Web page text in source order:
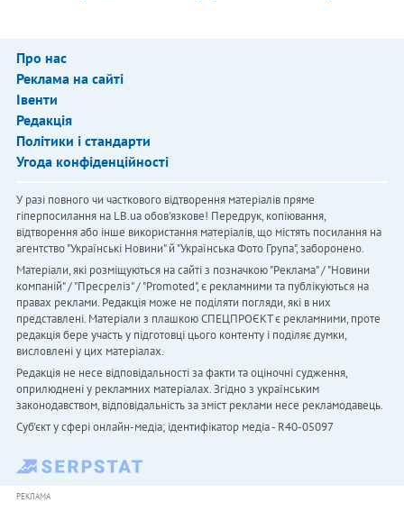
Про нас
Реклама на сайті
Івенти
Редакція
Політики і стандарти
Угода конфіденційності
У разі повного чи часткового відтворення матеріалів пряме
гіперпосилання на LB.ua обов'язкове! Передрук, копіювання,
відтворення або інше використання матеріалів, що містять посилання на
агентство "Українськi Новини" й "Українська Фото Група", заборонено.
Матеріали, які розміщуються на сайті з позначкою "Реклама" / "Новини
компаній" / "Пресреліз" / "Promoted", є рекламними та публікуються на
правах реклами. Редакція може не поділяти погляди, які в них
представлені. Матеріали з плашкою СПЕЦПРОЄКТ є рекламними, проте
редакція бере участь у підготовці цього контенту і поділяє думки,
висловлені у цих матеріалах.
Редакція не несе відповідальності за факти та оціночні судження,
оприлюднені у рекламних матеріалах. Згідно з українським
законодавством, відповідальність за зміст реклами несе рекламодавець.
Cуб'єкт у сфері онлайн-медіа; ідентифікатор медіа - R40-05097
РЕКЛАМА